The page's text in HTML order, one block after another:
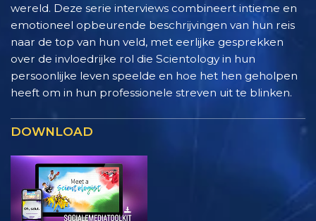
wereld. Deze serie interviews combineert intieme en
emotioneel opbeurende beschrijvingen van hun reis
naar de top van hun veld, met eerlijke gesprekken
over de invloedrijke rol die Scientology in hun
persoonlijke leven speelde en hoe het hen geholpen
heeft om in hun professionele streven uit te blinken.
DOWNLOAD